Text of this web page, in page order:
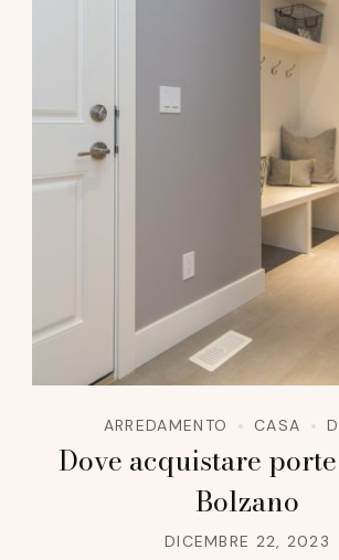
ARREDAMENTO CASA
Dove acquistare
Bolzano
DICEMBRE 22, 2023